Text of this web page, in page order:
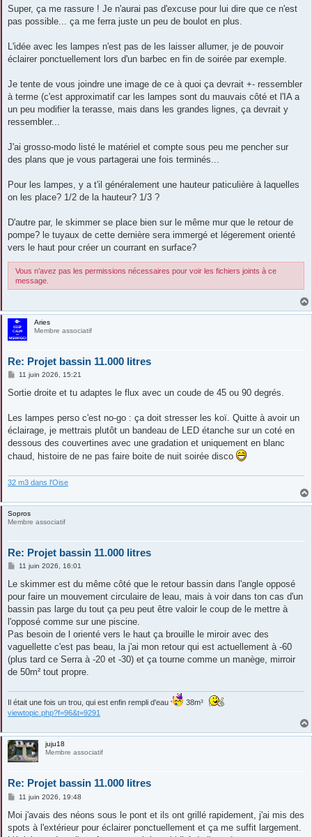
s
s
a
Super, ça me rassure ! Je n'aurai pas d'excuse pour lui dire que ce n'est
pas possible... ça me ferra juste un peu de boulot en plus.
L'idée avec les lampes n'est pas de les laisser allumer, je de pouvoir
éclairer ponctuellement lors d'un barbec en fin de soirée par exemple.
Je tente de vous joindre une image de ce à quoi ça devrait +- ressembler
à terme (c'est approximatif car les lampes sont du mauvais côté et l'IA a
un peu modifier la terasse, mais dans les grandes lignes, ça devrait y
ressembler...
J'ai grosso-modo listé le matériel et compte sous peu me pencher sur
des plans que je vous partagerai une fois terminés...
Pour les lampes, y a t'il généralement une hauteur paticulière à laquelles
on les place? 1/2 de la hauteur? 1/3 ?
D'autre par, le skimmer se place bien sur le même mur que le retour de
pompe? le tuyaux de cette dernière sera immergé et légerement orienté
vers le haut pour créer un courrant en surface?
Vous n’avez pas les permissions nécessaires pour voir les fichiers joints à ce
message.
Aries
Membre associatif
Re: Projet bassin 11.000 litres
M
s
g
11 juin 2026, 15:21
Sortie droite et tu adaptes le flux avec un coude de 45 ou 90 degrés.
Les lampes perso c'est no-go : ça doit stresser les koï. Quitte à avoir un
éclairage, je mettrais plutôt un bandeau de LED étanche sur un coté en
dessous des couvertines avec une gradation et uniquement en blanc
chaud, histoire de ne pas faire boite de nuit soirée disco
32 m3 dans l'Oise
Sopros
Membre associatif
Re: Projet bassin 11.000 litres
M
s
a
g
11 juin 2026, 16:01
Le skimmer est du même côté que le retour bassin dans l'angle opposé
pour faire un mouvement circulaire de leau, mais à voir dans ton cas d'un
bassin pas large du tout ça peu peut être valoir le coup de le mettre à
l'opposé comme sur une piscine.
Pas besoin de l orienté vers le haut ça brouille le miroir avec des
vaguellette c'est pas beau, la j'ai mon retour qui est actuellement à -60
(plus tard ce Serra à -20 et -30) et ça tourne comme un manège, mirroir
de 50m² tout propre.
Il était une fois un trou, qui est enfin rempli d'eau
38m³
viewtopic.php?f=96&t=9291
juju18
Membre associatif
Re: Projet bassin 11.000 litres
M
s
a
11 juin 2026, 19:48
Moi j'avais des néons sous le pont et ils ont grillé rapidement, j'ai mis des
spots à l'extérieur pour éclairer ponctuellement et ça me suffit largement.